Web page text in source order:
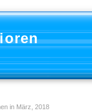
in März, 2018